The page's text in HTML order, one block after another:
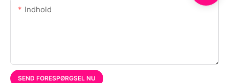
Indhold
SEND FORESPØRGSEL NU